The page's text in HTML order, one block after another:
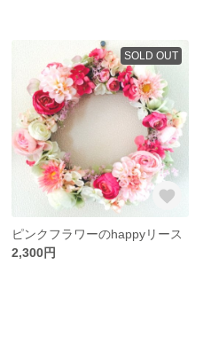
SOLD OUT
ピンクフラワーのhappyリース
2,300円